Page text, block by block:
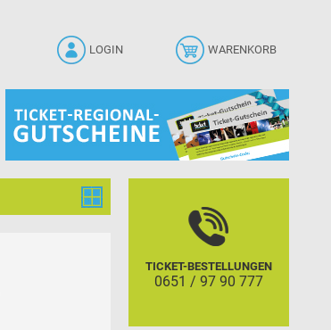
TICKET-BESTELLUNGEN
0651 / 97 90 777
WARENKORB
LOGIN